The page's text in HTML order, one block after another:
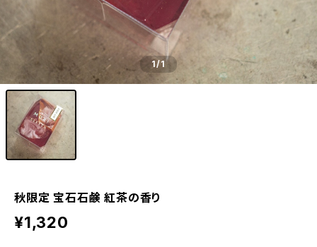
1/1
秋限定 宝石石鹸 紅茶の香り
¥1,320